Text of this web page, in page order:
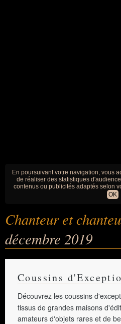
En poursuivant votre navigation, vous
de réaliser des statistiques
contenus ou publicités adaptés selon
OK
Chanteur et
décembre 2019
Coussins
Découvrez les coussins
tissus de grandes maisons
amateurs d'objets rares et de